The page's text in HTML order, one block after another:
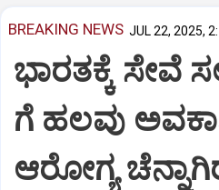
BREAKING NEWS JUL 22, 2025,
ಭಾರತಕ್ಕೆ ಸೇವೆ
ಗೆ ಹಲವು
ಆರೋಗ್ಯ